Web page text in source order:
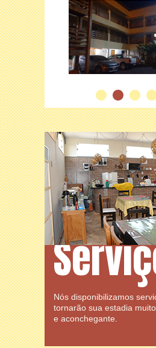
Nós disponibilizamos
tornarão sua estadia
e aconchegante.